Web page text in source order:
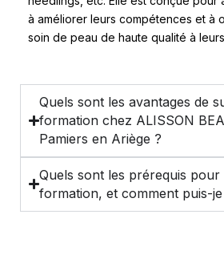
à améliorer leurs compétences et à
soin de peau de haute qualité à
Quels sont les avantages de
formation chez ALISSON
Pamiers en Ariège ?
Quels sont les prérequis
formation, et comment puis-